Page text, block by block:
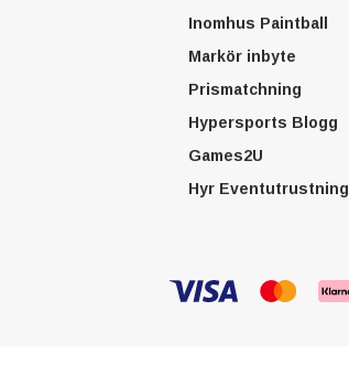
Inomhus Paintball
Markör inbyte
Prismatchning
Hypersports Blogg
Games2U
Hyr Eventutrustning